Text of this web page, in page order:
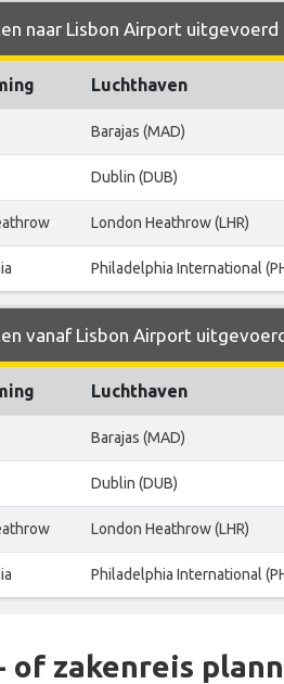
naar Lisbon Airport uitgevoerd
Luchthaven
Barajas (MAD)
Dublin (DUB)
London Heathrow (LHR)
Philadelphia International
vanaf Lisbon Airport
Luchthaven
Barajas (MAD)
Dublin (DUB)
London Heathrow (LHR)
Philadelphia International
of zakenreis